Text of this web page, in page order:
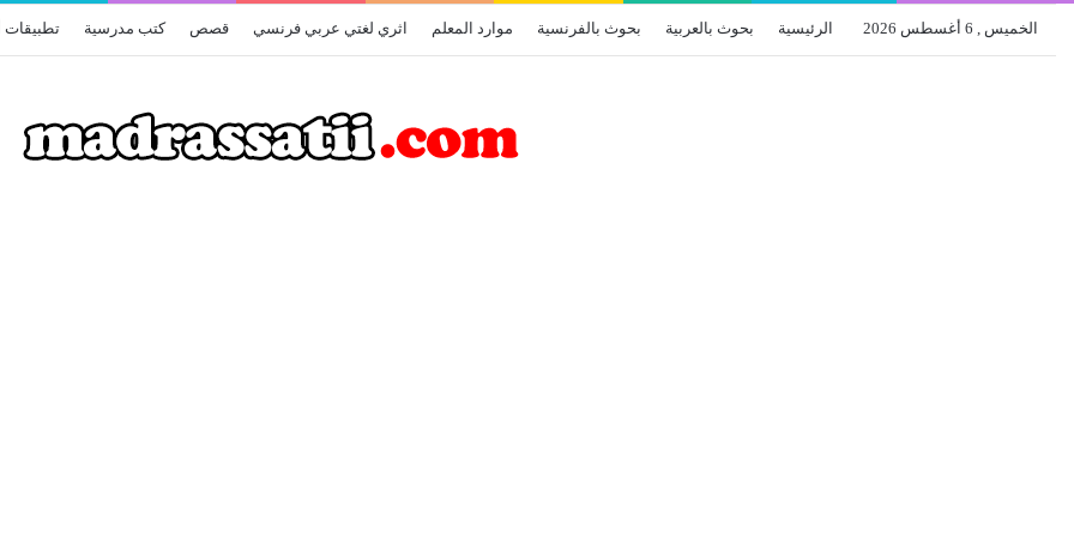
الخميس , 6 أغسطس 2026 الرئيسية بحوث بالعربية بحوث بالفرنسية موارد المعلم اثري لغتي عربي فرنسي قصص كتب مدرسية تطبيقات